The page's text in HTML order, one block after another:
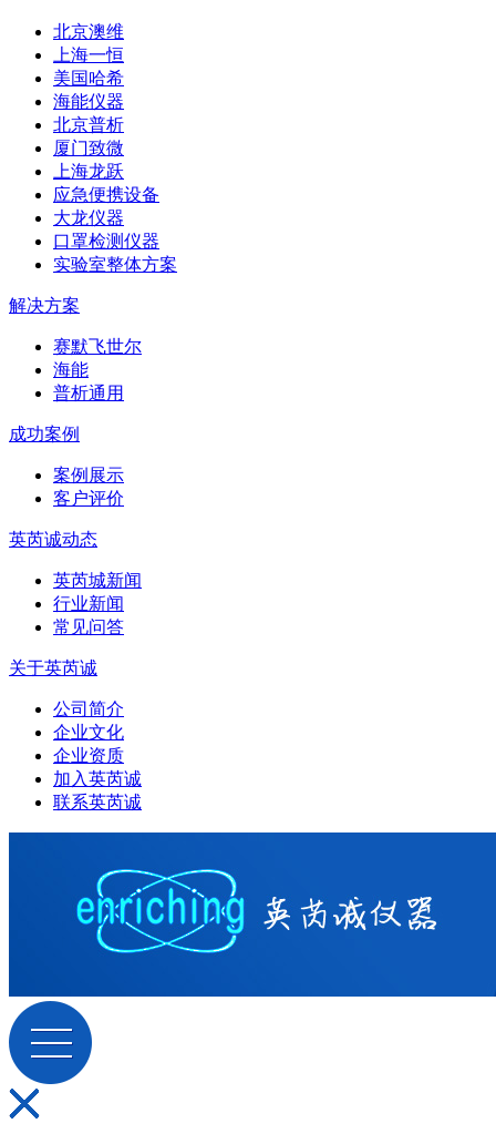
北京澳维
上海一恒
美国哈希
海能仪器
北京普析
厦门致微
上海龙跃
应急便携设备
大龙仪器
口罩检测仪器
实验室整体方案
解决方案
赛默飞世尔
海能
普析通用
成功案例
案例展示
客户评价
英芮诚动态
英芮城新闻
行业新闻
常见问答
关于英芮诚
公司简介
企业文化
企业资质
加入英芮诚
联系英芮诚